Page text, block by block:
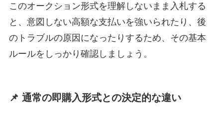
このオークション形式を理解しないまま入札する
と、意図しない高額な支払いを強いられたり、後
のトラブルの原因になったりするため、その基本
ルールをしっかり確認しましょう。
📌 通常の即購入形式との決定的な違い